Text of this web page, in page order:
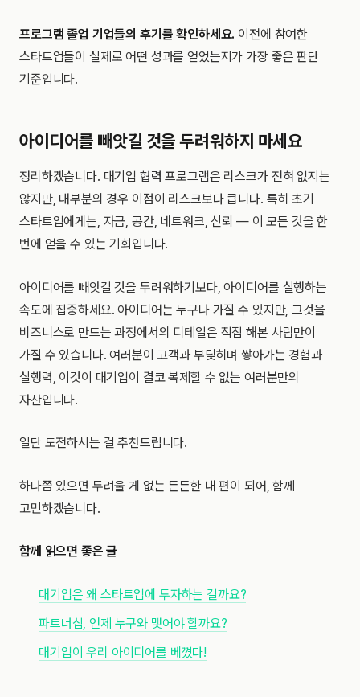
프로그램 졸업 기업들의 후기를 확인하세요. 이전에 참여한
스타트업들이 실제로 어떤 성과를 얻었는지가 가장 좋은 판단
기준입니다.
아이디어를 빼앗길 것을 두려워하지 마세요
정리하겠습니다. 대기업 협력 프로그램은 리스크가 전혀 없지는
않지만, 대부분의 경우 이점이 리스크보다 큽니다. 특히 초기
스타트업에게는, 자금, 공간, 네트워크, 신뢰 — 이 모든 것을 한
번에 얻을 수 있는 기회입니다.
아이디어를 빼앗길 것을 두려워하기보다, 아이디어를 실행하는
속도에 집중하세요. 아이디어는 누구나 가질 수 있지만, 그것을
비즈니스로 만드는 과정에서의 디테일은 직접 해본 사람만이
가질 수 있습니다. 여러분이 고객과 부딪히며 쌓아가는 경험과
실행력, 이것이 대기업이 결코 복제할 수 없는 여러분만의
자산입니다.
일단 도전하시는 걸 추천드립니다.
하나쯤 있으면 두려울 게 없는 든든한 내 편이 되어, 함께
고민하겠습니다.
함께 읽으면 좋은 글
대기업은 왜 스타트업에 투자하는 걸까요?
파트너십, 언제 누구와 맺어야 할까요?
대기업이 우리 아이디어를 베꼈다!